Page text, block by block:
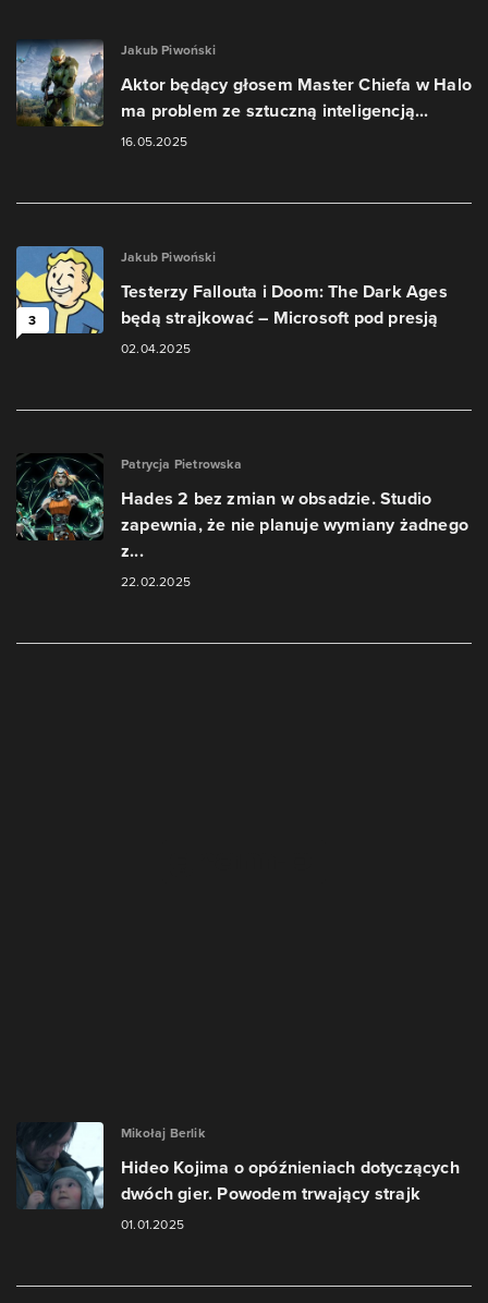
Jakub Piwoński
Aktor będący głosem Master Chiefa w Halo
ma problem ze sztuczną inteligencją...
16.05.2025
3
Jakub Piwoński
Testerzy Fallouta i Doom: The Dark Ages
będą strajkować – Microsoft pod presją
02.04.2025
Patrycja Pietrowska
Hades 2 bez zmian w obsadzie. Studio
zapewnia, że nie planuje wymiany żadnego
z...
22.02.2025
Mikołaj Berlik
Hideo Kojima o opóźnieniach dotyczących
dwóch gier. Powodem trwający strajk
01.01.2025